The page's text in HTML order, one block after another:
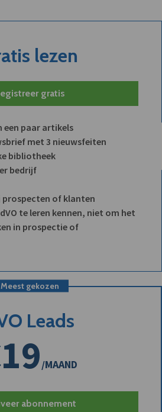
lezen
gratis
een paar artikels
met 3 nieuwsfeiten
bibliotheek
bedrijf
prospecten of klanten
te leren kennen, niet om het
in prospectie of
Meest gekozen
Leads
/MAAND
abonnement